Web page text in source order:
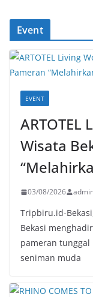
Event
EVENT
ARTOTEL
Wisata
03/08/2026
Tripbiru.id-
Bekasi
pameran tunggal
seniman muda